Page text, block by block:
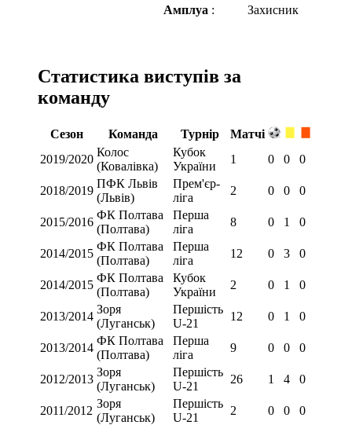
Амплуа : Захисник
Статистика виступів за
команду
Сезон Команда Турнір
Матчі
2019/2020
Колос
(Ковалівка)
Кубок
України
1 0 0 0
2018/2019
ПФК Львів
(Львів)
Прем'єр-
ліга
2 0 0 0
2015/2016
ФК Полтава
(Полтава)
Перша
ліга
8 0 1 0
2014/2015
ФК Полтава
(Полтава)
Перша
ліга
12 0 3 0
2014/2015
ФК Полтава
(Полтава)
Кубок
України
2 0 1 0
2013/2014
Зоря
(Луганськ)
Першість
U-21
12 0 1 0
2013/2014
ФК Полтава
(Полтава)
Перша
ліга
9 0 0 0
2012/2013
Зоря
(Луганськ)
Першість
U-21
26 1 4 0
2011/2012
Зоря
(Луганськ)
Першість
U-21
2 0 0 0